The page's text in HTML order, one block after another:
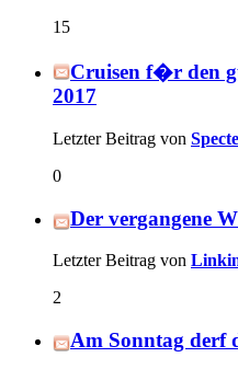
15
Cruisen f�r den
2017
Letzter Beitrag von
0
Der vergangene
Letzter Beitrag von
2
Am Sonntag derf